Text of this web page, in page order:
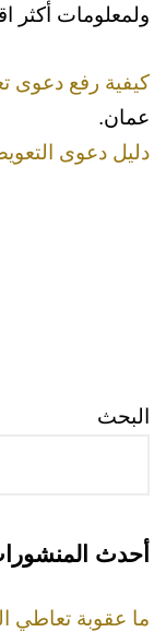
ولمعلومات أكثر
كيفية رفع دعوى
عمان.
دليل دعوى
البحث
أحدث
ما عقوبة تعاطي